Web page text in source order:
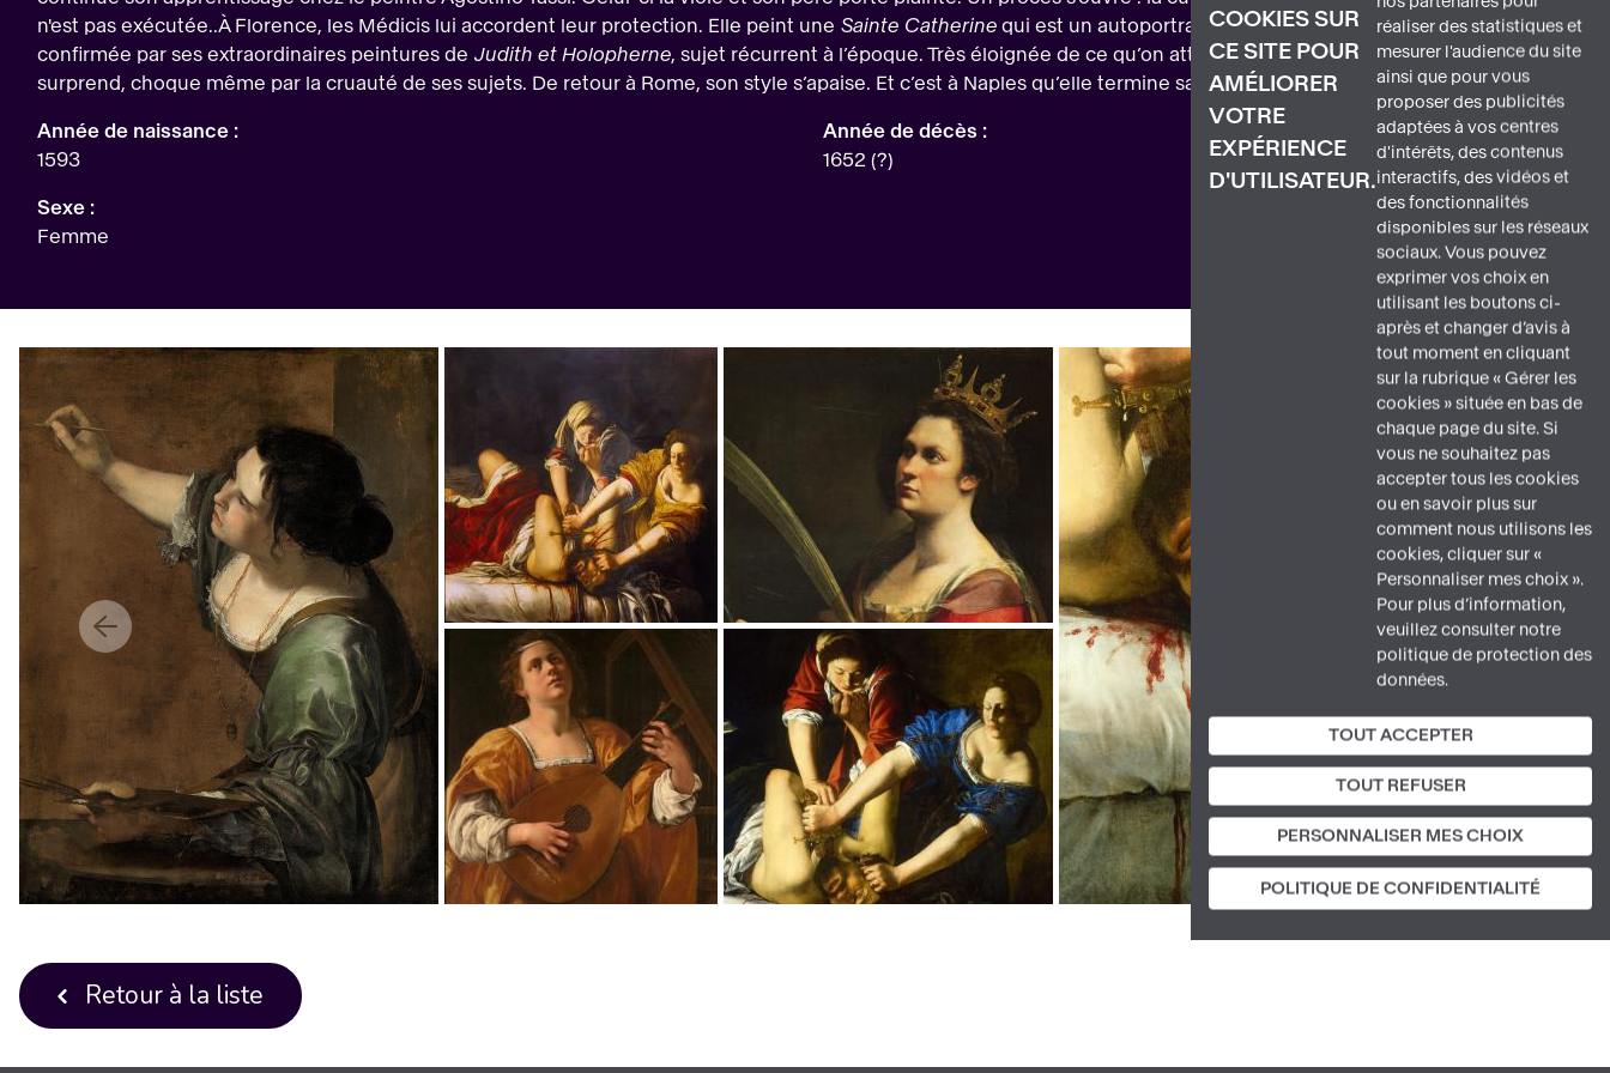
COOKIES SUR
CE SITE POUR
AMÉLIORER
VOTRE
EXPÉRIENCE
D'UTILISATEUR.
réaliser des statistiques et
mesurer l'audience du site
ainsi que pour vous
proposer des publicités
adaptées à vos centres
d'intérêts, des contenus
interactifs, des vidéos et
des fonctionnalités
disponibles sur les réseaux
sociaux. Vous pouvez
exprimer vos choix en
utilisant les boutons ci-
après et changer d’avis à
tout moment en cliquant
sur la rubrique « Gérer les
cookies » située en bas de
chaque page du site. Si
vous ne souhaitez pas
accepter tous les cookies
ou en savoir plus sur
comment nous utilisons les
cookies, cliquer sur «
Personnaliser mes choix ».
Pour plus d’information,
veuillez consulter notre
politique de protection des
données.
TOUT ACCEPTER
TOUT REFUSER
PERSONNALISER MES CHOIX
POLITIQUE DE CONFIDENTIALITÉ
n'est pas exécutée..À Florence, les Médicis lui accordent leur protection. Elle peint une Sainte Catherine qui est un autoportrait : c’est le début de sa renommée,
confirmée par ses extraordinaires peintures de Judith et Holopherne, sujet récurrent à l’époque. Très éloignée de ce qu’on attend d’une femme à l’époque Artemisia
surprend, choque même par la cruauté de ses sujets. De retour à Rome, son style s’apaise. Et c’est à Naples qu’elle termine sa brillante carrière.
Année de naissance :
1593
Année de décès :
1652 (?)
Sexe :
Femme
Retour à la liste